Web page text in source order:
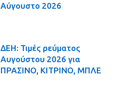
Αύγουστο 2026
ΔΕΗ: Τιμές ρεύματος
Αυγούστου 2026 για
ΠΡΑΣΙΝΟ, ΚΙΤΡΙΝΟ, ΜΠΛΕ